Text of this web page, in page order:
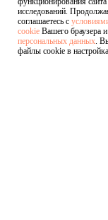
исследований.
соглашаетесь с
cookie Вашего браузера
персональных данных.
файлы cookie в